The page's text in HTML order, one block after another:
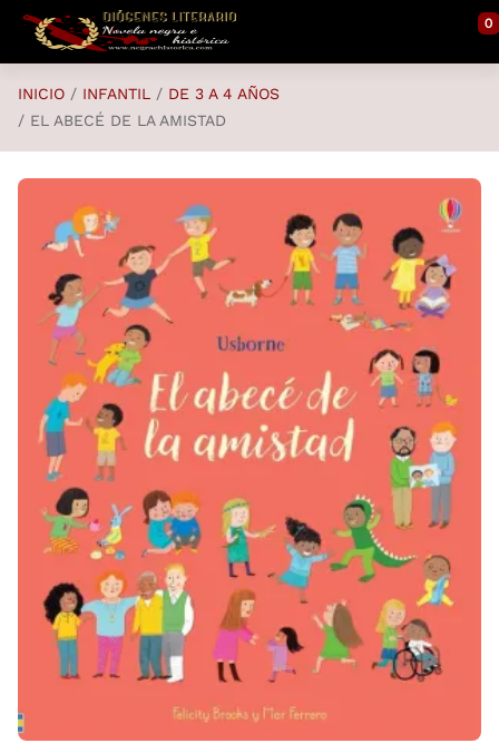
Saltar al contenido principal
0
INICIO INFANTIL
DE 3 A 4 AÑOS
EL ABECÉ DE LA AMISTAD